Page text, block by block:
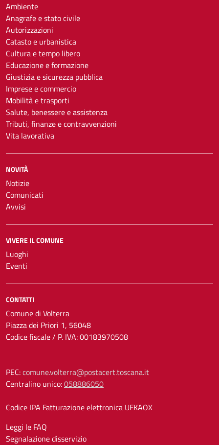
Ambiente
Anagrafe e stato civile
Autorizzazioni
Catasto e urbanistica
Cultura e tempo libero
Educazione e formazione
Giustizia e sicurezza pubblica
Imprese e commercio
Mobilità e trasporti
Salute, benessere e assistenza
Tributi, finanze e contravvenzioni
Vita lavorativa
NOVITÀ
Notizie
Comunicati
Avvisi
VIVERE IL COMUNE
Luoghi
Eventi
CONTATTI
Comune di Volterra
Piazza dei Priori 1, 56048
Codice fiscale / P. IVA: 00183970508
PEC:comune.volterra@postacert.toscana.it
Centralino unico:058886050
Codice IPA Fatturazione elettronica UFKAOX
Leggi le FAQ
Segnalazione disservizio